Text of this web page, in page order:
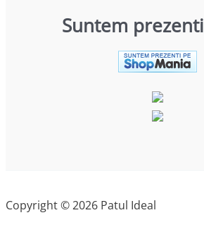
Suntem
Copyright © 2026 Patul Ideal